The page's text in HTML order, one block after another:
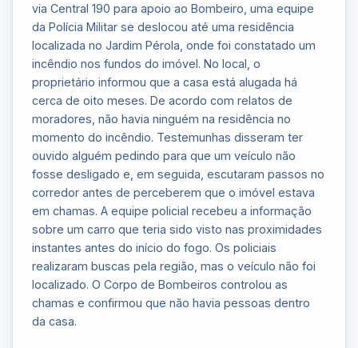
via Central 190 para apoio ao Bombeiro, uma equipe
da Polícia Militar se deslocou até uma residência
localizada no Jardim Pérola, onde foi constatado um
incêndio nos fundos do imóvel. No local, o
proprietário informou que a casa está alugada há
cerca de oito meses. De acordo com relatos de
moradores, não havia ninguém na residência no
momento do incêndio. Testemunhas disseram ter
ouvido alguém pedindo para que um veículo não
fosse desligado e, em seguida, escutaram passos no
corredor antes de perceberem que o imóvel estava
em chamas. A equipe policial recebeu a informação
sobre um carro que teria sido visto nas proximidades
instantes antes do início do fogo. Os policiais
realizaram buscas pela região, mas o veículo não foi
localizado. O Corpo de Bombeiros controlou as
chamas e confirmou que não havia pessoas dentro
da casa.